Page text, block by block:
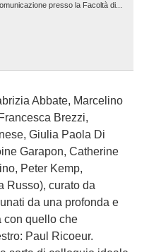
presso la Facoltà di...
Abbate, Marcelino
Brezzi,
Giulia Paola Di
Garapon, Catherine
Peter Kemp,
Russo), curato da
da una profonda e
con quello che
Paul Ricoeur.